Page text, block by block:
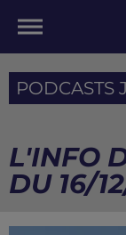
PODCASTS
L'INFO
DU 16/